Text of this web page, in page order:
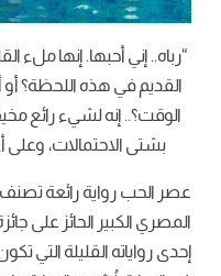
“رباه.. إني أحبها. إنها
القديم في هذه اللحظة؟
الوقت؟.. إنه لشيء رائع
بشتى الاحتمالات، وعلى
عصر الحب رواية رائعة
المصري الكبير الحائز على
إحدى رواياته القليلة التي